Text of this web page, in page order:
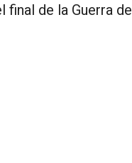
final de la Guerra de